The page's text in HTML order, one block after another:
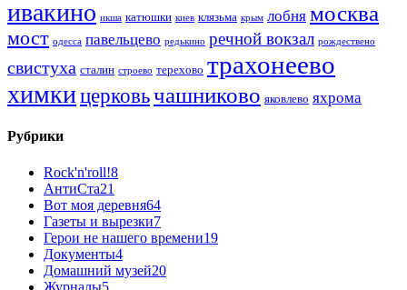
ивакино икша катюшки киев клязьма крым лобня москва
мост одесса павельцево редькино речной вокзал рождествено
свистуха сталин строево терехово трахонеево
химкицерковьчашниково яковлево яхрома
Рубрики
Rock'n'roll!8
АнтиСта21
Вот моя деревня64
Газеты и вырезки7
Герои не нашего времени19
Документы4
Домашний музей20
Журналы5